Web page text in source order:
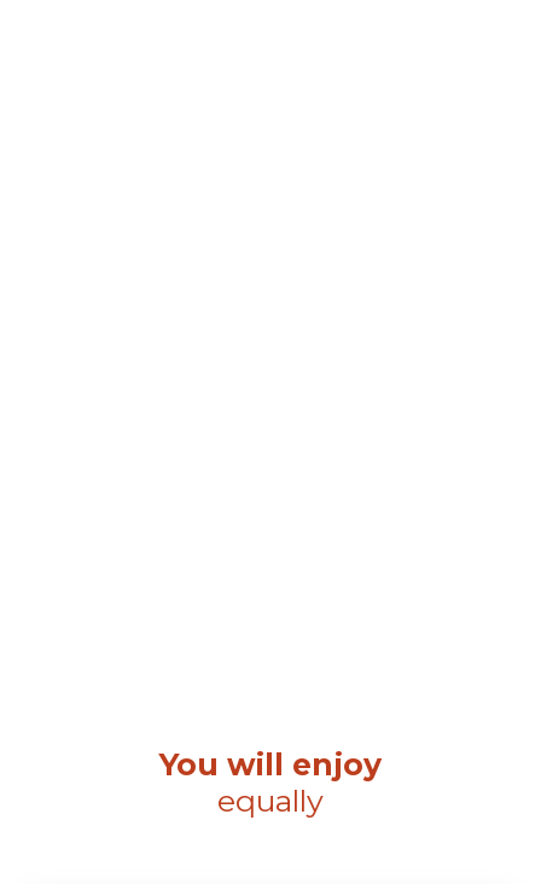
You will enjoy
equally